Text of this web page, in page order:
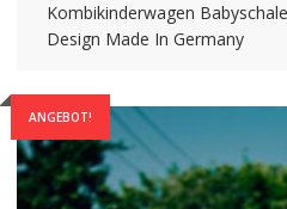
Kombikinderwagen
Design Made In Germany
ANGEBOT!